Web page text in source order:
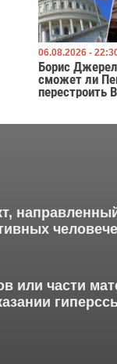
06.08.2026 -
Борис
сможет ли
или части